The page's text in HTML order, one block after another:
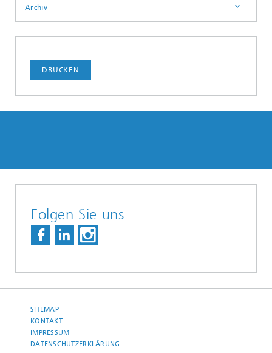
Archiv
DRUCKEN
Folgen Sie uns
SITEMAP
KONTAKT
IMPRESSUM
DATENSCHUTZERKLÄRUNG